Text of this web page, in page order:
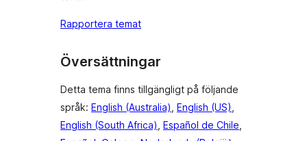
Rapportera temat
Översättningar
Detta tema finns tillgängligt på följande
språk: English (Australia), English (US),
English (South Africa), Español de Chile,